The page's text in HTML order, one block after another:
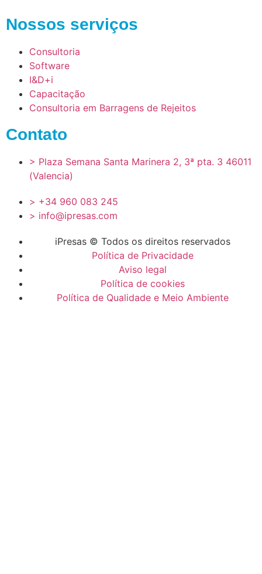
Nossos serviços
Consultoria
Software
I&D+i
Capacitação
Consultoria em Barragens de Rejeitos
Contato
> Plaza Semana Santa Marinera 2, 3ª pta. 3 46011
(Valencia)
> +34 960 083 245
> info@ipresas.com
iPresas © Todos os direitos reservados
Política de Privacidade
Aviso legal
Política de cookies
Política de Qualidade e Meio Ambiente